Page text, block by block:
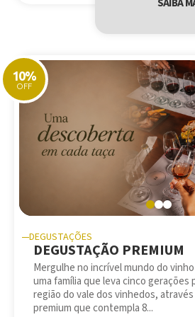
SAIBA
10%
OFF
DEGUSTAÇÕES
DEGUSTAÇÃO PREMIUM
Mergulhe no incrível mundo do
uma família que leva cinco gerações
região do vale dos vinhedos,
premium que contempla 8...